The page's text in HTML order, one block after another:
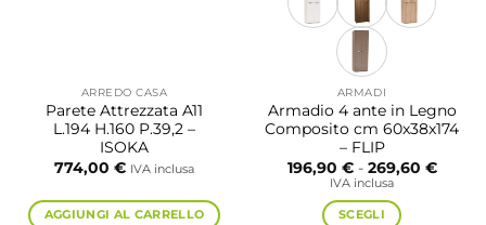
prodotto
ARREDO CASA
Parete Attrezzata A11
L.194 H.160 P.39,2 –
ISOKA
774,00 € IVA inclusa
AGGIUNGI AL CARRELLO
ARMADI
Armadio 4 ante in Legno
Composito cm 60x38x174
– FLIP
196,90 € - 269,60 €Fascia
IVA inclusa
SCEGLI